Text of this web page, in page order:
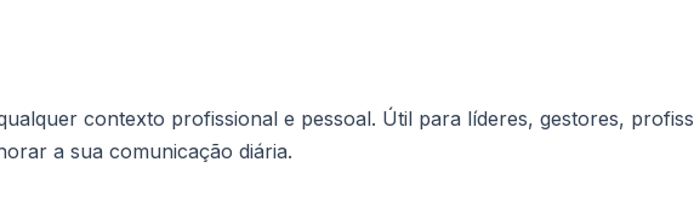
contexto profissional e pessoal. Útil para líderes, gestores,
a sua comunicação diária.